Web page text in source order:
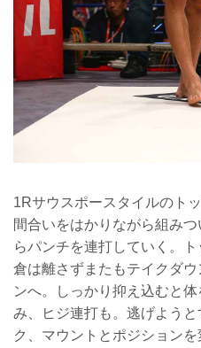
1Rサウスポースタイルのト
間合いをはかりながら組み
らパンチを連打していく。
倉は離さずまたもテイクダ
ンへ。しっかり抑え込むと
み、ヒジ連打も。逃げよう
ク、マウントとポジション